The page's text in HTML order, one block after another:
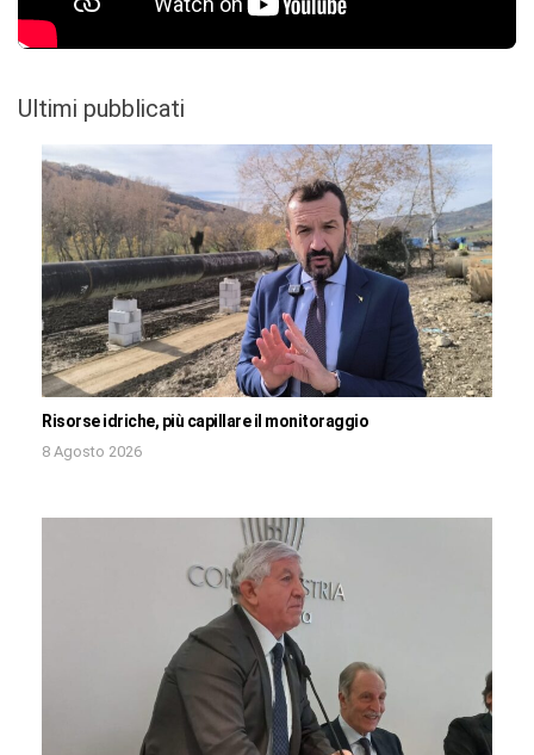
Ultimi pubblicati
Risorse idriche, più capillare il monitoraggio
8 Agosto 2026